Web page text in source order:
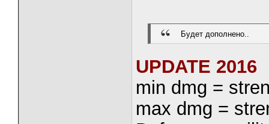
Будет дополнено..
UPDATE 2016
min dmg =
max dmg =